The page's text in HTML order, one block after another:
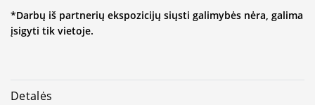
*Darbų iš partnerių ekspozicijų siųsti galimybės nėra, galima
įsigyti tik vietoje.
Detalės